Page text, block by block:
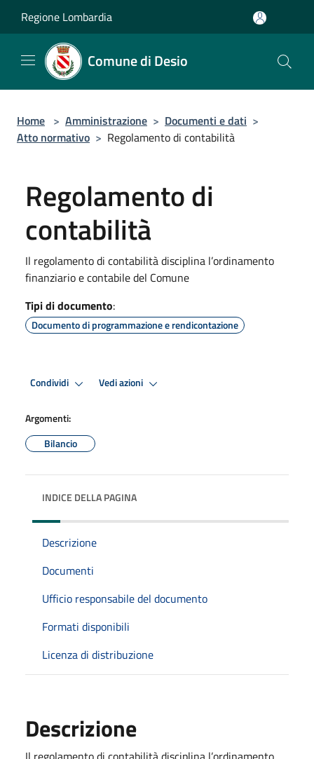
Regione Lombardia
Comune di Desio
Home > Amministrazione > Documenti e dati >
Atto normativo > Regolamento di contabilità
Regolamento di
contabilità
Il regolamento di contabilità disciplina l’ordinamento
finanziario e contabile del Comune
Tipi di documento:
Documento di programmazione e rendicontazione
Condividi Vedi azioni
Argomenti:
Bilancio
INDICE DELLA PAGINA
Descrizione
Documenti
Ufficio responsabile del documento
Formati disponibili
Licenza di distribuzione
Descrizione